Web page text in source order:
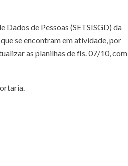
Dados de Pessoas (SETSISGD) da
se encontram em atividade, por
as planilhas de fls. 07/10, com